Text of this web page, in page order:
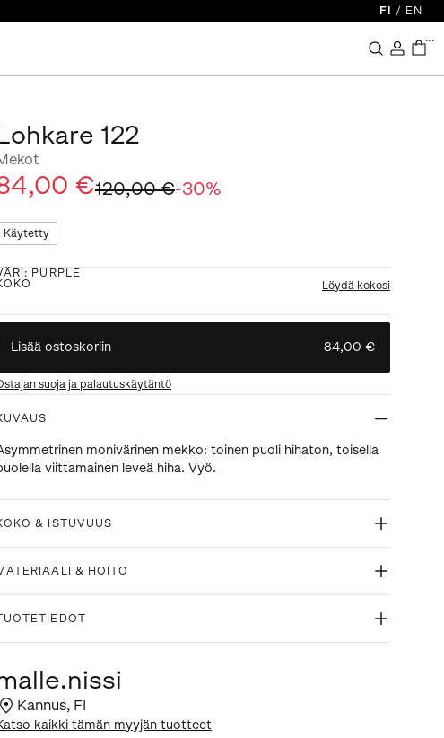
FI / EN
...
122
€120,00 €-30%
Käytetty
: PURPLE
Löydä kokosi
Lisää ostoskoriin 84,00 €
suoja ja palautuskäytäntö
monivärinen mekko: toinen puoli hihaton, toisella
viittamainen leveä hiha. Vyö.
& ISTUVUUS
& HOITO
Kannus, FI
kaikki tämän myyjän tuotteet